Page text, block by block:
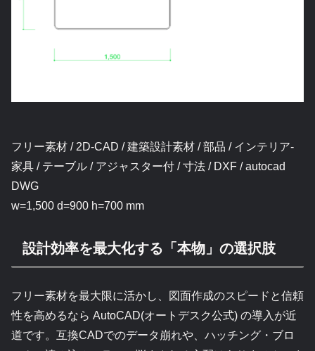
フリー素材 / 2D-CAD / 建築設計素材 / 部品 / インテリア-
家具 / テーブル / アジャスター付 / 寸法 / DXF / autocad
DWG
w=1,500 d=900 h=700 mm
設計効率を最大化する「本物」の選択肢
フリー素材を最大限に活かし、図面作成のスピードと信頼
性を高めるなら AutoCAD(オートデスク公式) の導入が近
道です。互換CADでのデータ崩れや、ハッチング・ブロ